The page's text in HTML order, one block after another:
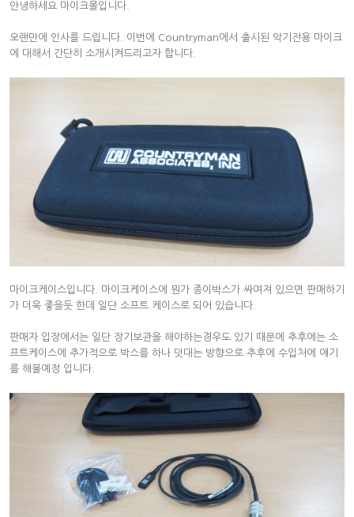
안녕하세요 마이크몰입니다.
오랜만에 인사를 드립니다. 이번에 Countryman에서 출시된 악기전용 마이크
에 대해서 간단히 소개시켜드리고자 합니다.
마이크케이스입니다. 마이크케이스에 뭔가 종이박스가 싸여져 있으면 판매하기
가 더욱 좋을듯 한데 일단 소프트 케이스로 되어 있습니다.
판매자 입장에서는 일단 장기보관을 해야하는경우도 있기 때문에 추후에는 소
프트케이스에 추가적으로 박스를 하나 덧대는 방향으로 추후에 수입처에 얘기
를 해볼예정 입니다.